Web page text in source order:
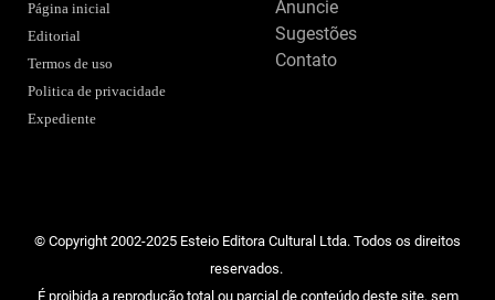
Página inicial
Editorial
Termos de uso
Politica de privacidade
Expediente
Anuncie
Sugestões
Contato
© Copyright 2002-2025 Esteio Editora Cultural Ltda. Todos os direitos
reservados.
É proibida a reprodução total ou parcial de conteúdo deste site, sem